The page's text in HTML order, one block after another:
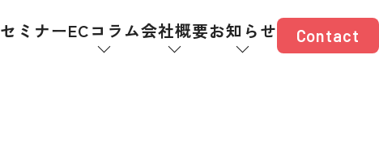
セミナーECコラム会社概要お知らせ Contact